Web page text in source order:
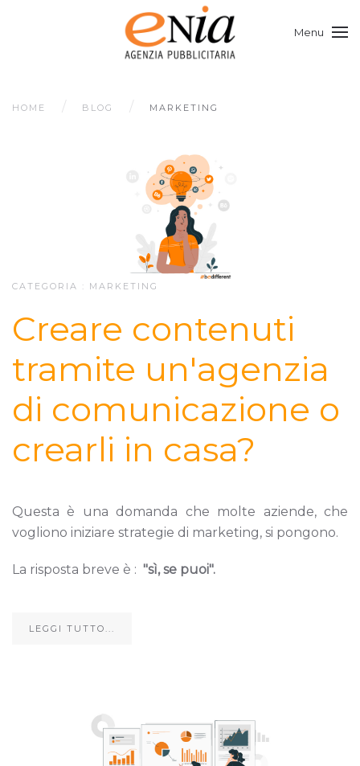
Menu
HOME BLOG MARKETING
CATEGORIA : MARKETING
Creare contenuti
tramite un'agenzia
di comunicazione o
crearli in casa?
Questa è una domanda che molte aziende, che
vogliono iniziare strategie di marketing, si pongono.
La risposta breve è : "sì, se puoi".
LEGGI TUTTO...